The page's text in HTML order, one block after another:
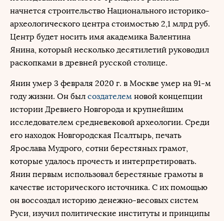
начнется строительство Национального историко-
археологического центра стоимостью 2,1 млрд руб.
Центр будет носить имя академика Валентина
Янина, который несколько десятилетий руководил
раскопками в древней русской столице.
Янин умер 3 февраля 2020 г. в Москве умер на 91-м
году жизни. Он был создателем новой концепции
истории Древнего Новгорода и крупнейшим
исследователем средневековой археологии. Среди
его находок Новгородская Псалтырь, печать
Ярослава Мудрого, сотни берестяных грамот,
которые удалось прочесть и интерпретировать.
Янин первым использовал берестяные грамоты в
качестве исторического источника. С их помощью
он воссоздал историю денежно-весовых систем
Руси, изучил политические институты и принципы